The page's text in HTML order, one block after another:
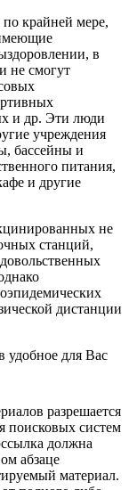
крайней мере,
в
не смогут
и др. Эти люди
учреждения
бассейны и
питания,
и другие
не
станций,
дистанции
удобное для Вас
разрешается
поисковых систем
должна
абзаце
материал.